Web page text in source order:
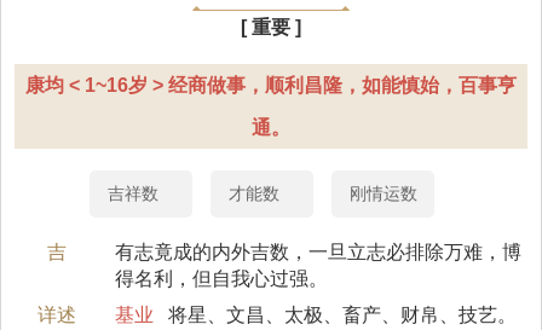
[ 重要 ]
康均 < 1~16岁 > 经商做事，顺利昌隆，如能慎始，百事亨
通。
吉祥数 才能数 刚情运数
吉
有志竟成的内外吉数，一旦立志必排除万难，博
得名利，但自我心过强。
详述
基业 将星、文昌、太极、畜产、财帛、技艺。